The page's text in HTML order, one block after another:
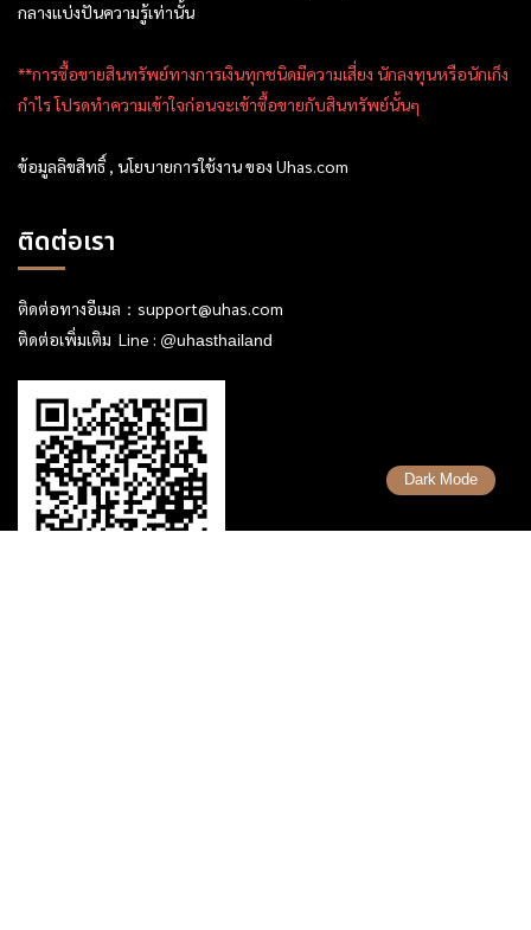
กลางแบ่งปันความรู้เท่านั้น
**การซื้อขายสินทรัพย์ทางการเงินทุกชนิดมีความเสี่ยง นักลงทุนหรือนักเก็ง
กำไร โปรดทำความเข้าใจก่อนจะเข้าซื้อขายกับสินทรัพย์นั้นๆ
ข้อมูลลิขสิทธิ์ , นโยบายการใช้งาน ของ Uhas.com
ติดต่อเรา
ติดต่อทางอีเมล： support@uhas.com
ติดต่อเพิ่มเติม Line : @uhasthailand
Dark Mode